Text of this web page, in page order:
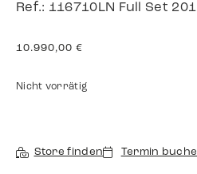
Ref.: 116710LN Full Set
10.990,00 €
Nicht vorrätig
Store finden Termin